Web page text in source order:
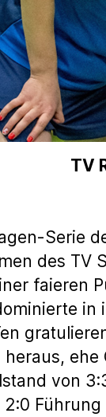
TV
Serie
des TV
faieren
in
heraus,
von
2:0